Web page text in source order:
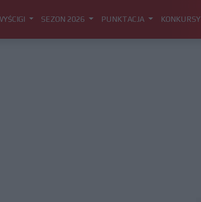
SEZON 2026 PUNKTACJA KONKURSY